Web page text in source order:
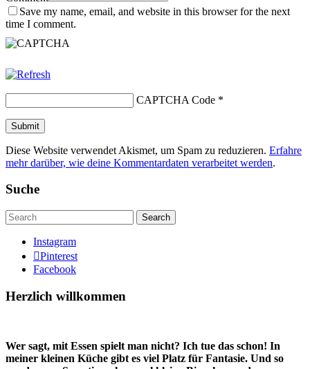
Save my name, email, and website in this browser for the next
time I comment.
CAPTCHA Code *
Diese Website verwendet Akismet, um Spam zu reduzieren. Erfahre
mehr darüber, wie deine Kommentardaten verarbeitet werden.
Suche
Search
Instagram
Pinterest
Facebook
Herzlich willkommen
Wer sagt, mit Essen spielt man nicht? Ich tue das schon! In
meiner kleinen Küche gibt es viel Platz für Fantasie. Und so